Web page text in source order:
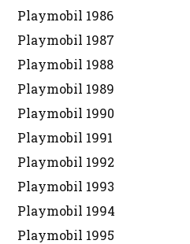
Playmobil 1986
Playmobil 1987
Playmobil 1988
Playmobil 1989
Playmobil 1990
Playmobil 1991
Playmobil 1992
Playmobil 1993
Playmobil 1994
Playmobil 1995